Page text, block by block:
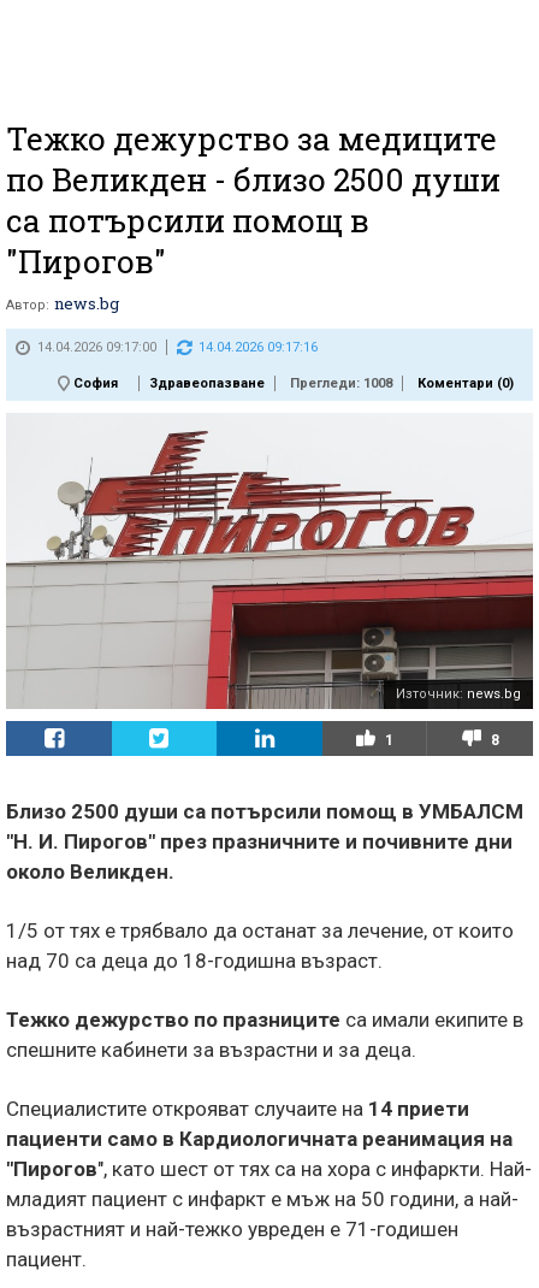
Тежко дежурство за медиците
по Великден - близо 2500 души
са потърсили помощ в
"Пирогов"
Автор: news.bg
14.04.2026 09:17:00 14.04.2026 09:17:16
София Здравеопазване Прегледи: 1008 Коментари (0)
Източник: news.bg
1 8
Близо 2500 души са потърсили помощ в УМБАЛСМ
"Н. И. Пирогов" през празничните и почивните дни
около Великден.
1/5 от тях е трябвало да останат за лечение, от които
над 70 са деца до 18-годишна възраст.
Тежко дежурство по празниците са имали екипите в
спешните кабинети за възрастни и за деца.
Специалистите открояват случаите на 14 приети
пациенти само в Кардиологичната реанимация на
"Пирогов", като шест от тях са на хора с инфаркти. Най-
младият пациент с инфаркт е мъж на 50 години, а най-
възрастният и най-тежко увреден е 71-годишен
пациент.